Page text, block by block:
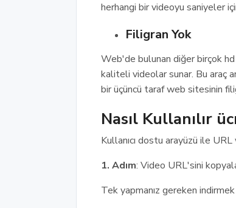
herhangi bir videoyu saniyeler
Filigran Yok
Web'de bulunan diğer birçok
kaliteli videolar sunar. Bu araç
bir üçüncü taraf web sitesinin
Nasıl Kullanılır
Kullanıcı dostu arayüzü ile
1. Adım: Video URL'sini
Tek yapmanız gereken